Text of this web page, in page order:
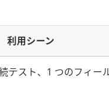
利用シーン
テスト、1 つのフィー